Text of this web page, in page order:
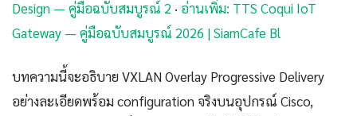
Design — คู่มือฉบับสมบูรณ์ 2 · อ่านเพิ่ม: TTS Coqui IoT
Gateway — คู่มือฉบับสมบูรณ์ 2026 | SiamCafe Bl
บทความนี้จะอธิบาย VXLAN Overlay Progressive Delivery
อย่างละเอียดพร้อม configuration จริงบนอุปกรณ์ Cisco,